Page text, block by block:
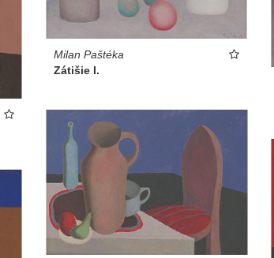
Milan Paštéka
Zátišie I.